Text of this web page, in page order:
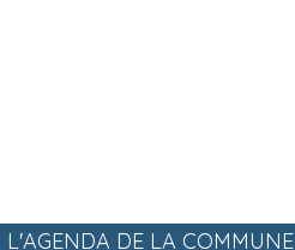
L'AGENDA DE LA COMMUNE